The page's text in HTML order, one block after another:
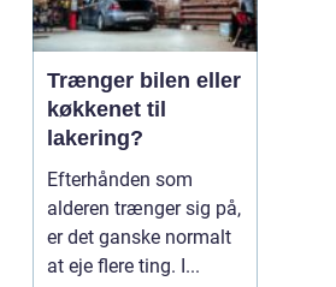
Trænger bilen eller
køkkenet til
lakering?
Efterhånden som
alderen trænger sig på,
er det ganske normalt
at eje flere ting. I...